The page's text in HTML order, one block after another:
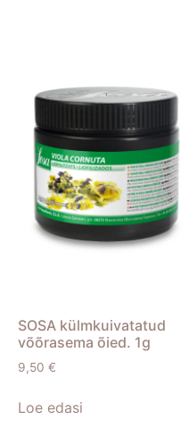
SOSA külmkuivatatud
võõrasema õied. 1g
9,50 €
Loe edasi